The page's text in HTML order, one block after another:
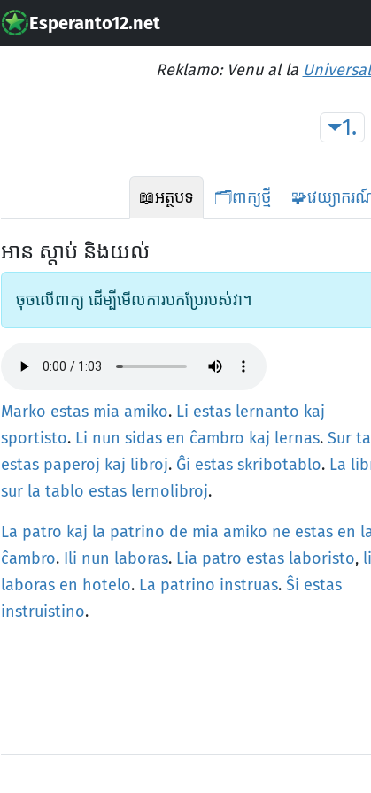
Esperanto12.net
Reklamo: Venu al la
1.
📖អត្ថបទ 🗂️ពាក្យថ្មី 🧩វេយ្យាករ
អាន ស្តាប់ និងយល់
ចុចលើពាក្យ ដើម្បីមើលការបកប្រែរបស់វា។
Marko estas mia amiko. Li estas lernanto kaj
sportisto. Li nun sidas en ĉambro kaj lernas. Sur
estas paperoj kaj libroj. Ĝi estas skribotablo. La
sur la tablo estas lernolibroj.
La patro kaj la patrino de mia amiko ne estas en
ĉambro. Ili nun laboras. Lia patro estas laboristo, li
laboras en hotelo. La patrino instruas. Ŝi estas
instruistino.